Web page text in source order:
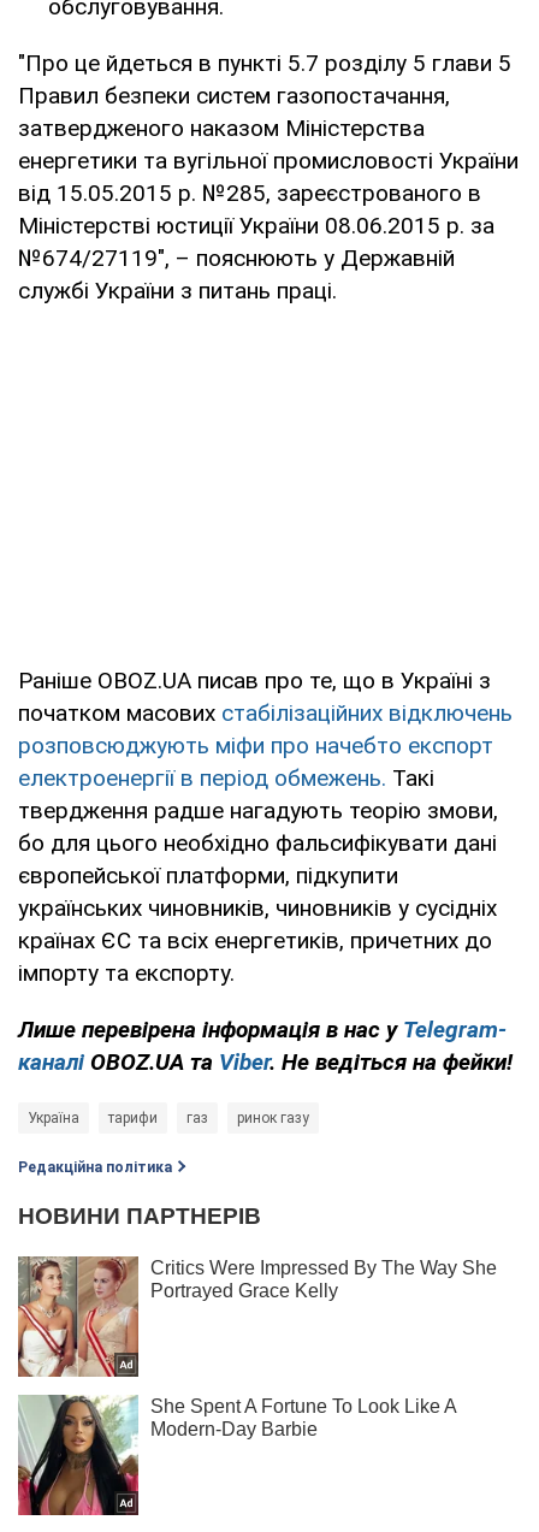
обслуговування.
"Про це йдеться в пункті 5.7 розділу 5 глави 5
Правил безпеки систем газопостачання,
затвердженого наказом Міністерства
енергетики та вугільної промисловості України
від 15.05.2015 р. №285, зареєстрованого в
Міністерстві юстиції України 08.06.2015 р. за
№674/27119", – пояснюють у Державній
службі України з питань праці.
Раніше OBOZ.UA писав про те, що в Україні з
початком масових стабілізаційних відключень
розповсюджують міфи про начебто експорт
електроенергії в період обмежень. Такі
твердження радше нагадують теорію змови,
бо для цього необхідно фальсифікувати дані
європейської платформи, підкупити
українських чиновників, чиновників у сусідніх
країнах ЄС та всіх енергетиків, причетних до
імпорту та експорту.
Лише перевірена інформація в нас у Telegram-
каналі OBOZ.UA та Viber. Не ведіться на фейки!
Україна тарифи газ ринок газу
Редакційна політика